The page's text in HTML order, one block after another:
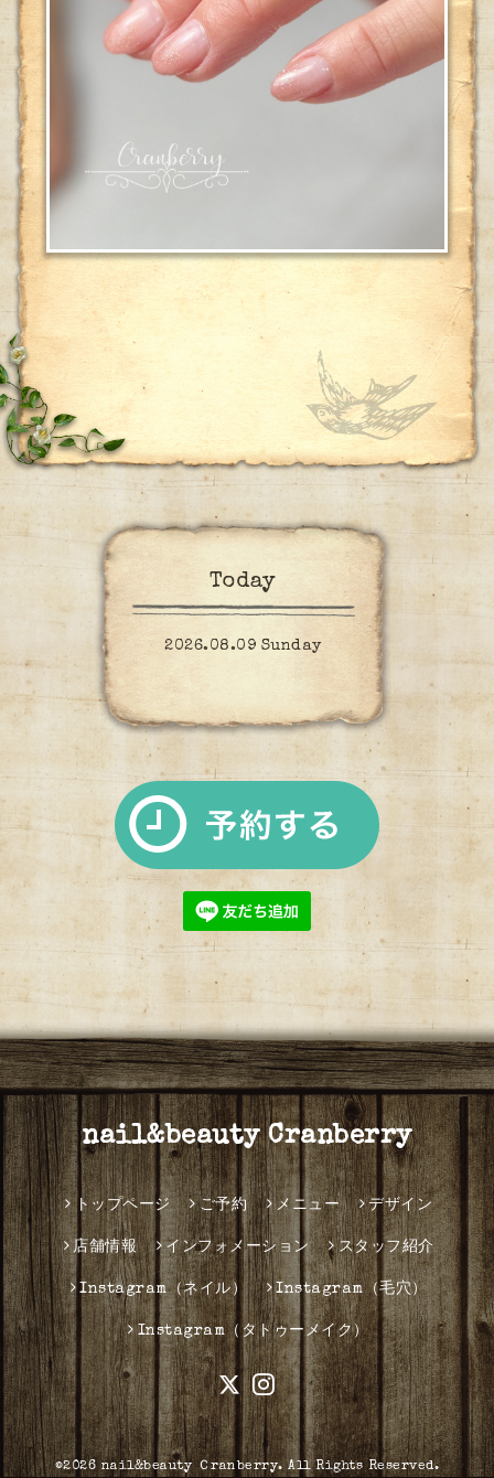
Today
2026.08.09 Sunday
nail&beauty Cranberry
トップページ ご予約 メニュー デザイン
店舗情報 インフォメーション スタッフ紹介
Instagram（ネイル） Instagram（毛穴）
Instagram（タトゥーメイク）
©2026 nail&beauty Ｃranberry. All Rights Reserved.